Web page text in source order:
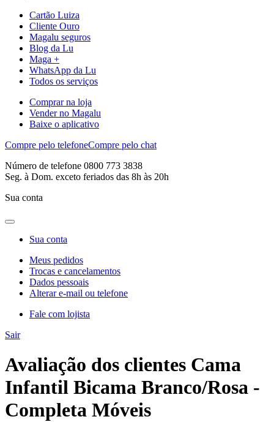
Cartão Luiza
Cliente Ouro
Magalu seguros
Blog da Lu
Maga +
WhatsApp da Lu
Todos os serviços
Comprar na loja
Vender no Magalu
Baixe o aplicativo
Compre pelo telefoneCompre pelo chat
Número de telefone 0800 773 3838
Seg. à Dom. exceto feriados das 8h às 20h
Sua conta
Sua conta
Meus pedidos
Trocas e cancelamentos
Dados pessoais
Alterar e-mail ou telefone
Fale com lojista
Sair
Avaliação dos clientes Cama
Infantil Bicama Branco/Rosa -
Completa Móveis